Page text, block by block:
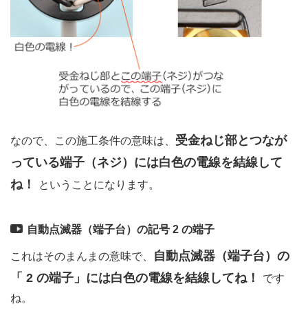
なので、この施工条件の意味は、 受金ねじ部とつなが
っている端子（ネジ）には白色の電線を結線して
ね！
ということになります。
自動点滅器（端子台）の記号 2 の端子
これはそのまんまの意味で、
自動点滅器（端子台）の
「 2 の端子」には白色の電線を結線してね！
です
ね。